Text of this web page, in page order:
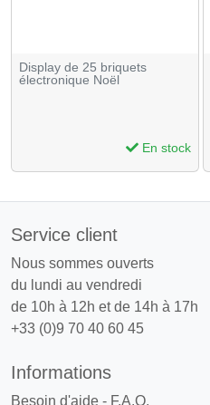
Display de 25 briquets
électronique Noël
En stock
Service client
Nous sommes ouverts
du lundi au vendredi
de 10h à 12h et de 14h à 17h
+33 (0)9 70 40 60 45
Informations
Besoin d'aide - F.A.Q.